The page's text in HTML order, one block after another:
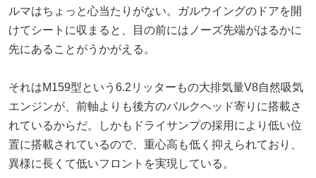
ルマはちょっと心当たりがない。ガルウイングのドアを開
けてシートに収まると、目の前にはノーズ先端がはるかに
先にあることがうかがえる。
それはM159型という6.2リッターもの大排気量V8自然吸気
エンジンが、前軸よりも後方のバルクヘッド寄りに搭載さ
れているからだ。しかもドライサンプの採用により低い位
置に搭載されているので、重心高も低く抑えられており、
異様に長くて低いフロントを実現している。